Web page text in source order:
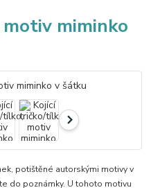
miminko
potištěné autorskými motivy v
do poznámky. U tohoto motivu